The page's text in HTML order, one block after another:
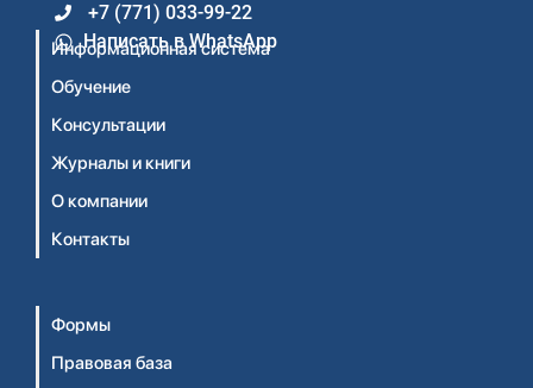
+7 (771) 033-99-22
Написать в WhatsApp
Информационная система
Обучение
Консультации
Журналы и книги
О компании
Контакты
Формы
Правовая база